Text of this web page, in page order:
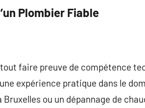
Plombier Fiable
faire preuve de compétence
expérience pratique dans le
ou un dépannage de